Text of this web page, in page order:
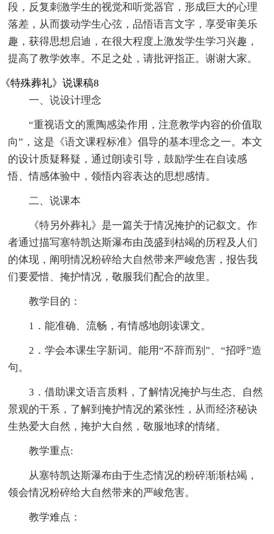
段，反复刺激学生的视觉和听觉器官，形成巨大的心理
落差，从而拨动学生心弦，品悟语言文字，享受审美乐
趣，获得思想启迪，在很大程度上激发学生学习兴趣，
提高了教学效率。不足之处，请批评指正。谢谢大家。
《特殊葬礼》说课稿8
一、说设计理念
“重视语文的熏陶感染作用，注意教学内容的价值取
向”，这是《语文课程标准》倡导的基本理念之一。本文
的设计质疑释疑，通过朗读引导，鼓励学生在自读感
悟、情感体验中，领悟内容表达的思想感情。
二、说课本
《特另外葬礼》是一篇关于情况掩护的记叙文。作
者通过描写塞特凯达斯瀑布由茂盛到枯竭的历程及人们
的体现，阐明情况粉碎给大自然带来严峻危害，报告我
们要爱惜、掩护情况，敬服我们配合的故里。
教学目的：
1．能准确、流畅，有情感地朗读课文。
2．学会本课生字新词。能用“不辞而别”、“招呼”造
句。
3．借助课文语言质料，了解情况掩护与生态、自然
景观的干系，了解到掩护情况的紧张性，从而经济秘诀
生热爱大自然，掩护大自然，敬服地球的情绪。
教学重点:
从塞特凯达斯瀑布由于生态情况的粉碎渐渐枯竭，
领会情况粉碎给大自然带来的严峻危害。
教学难点：